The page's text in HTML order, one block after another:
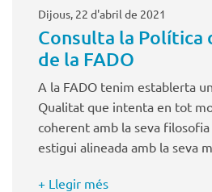
Dijous, 22 d'abril de 2021
Consulta la Política
de la FADO
A la FADO tenim establerta
Qualitat que intenta en tot
coherent amb la seva
estigui alineada amb la seva
+ Llegir més